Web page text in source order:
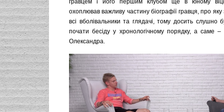
гравцем і його першим клубом ще в юному
охоплював важливу частину біографії гравця, про
всі вболівальники та глядачі, тому досить слушно
почати бесіду у хронологічному порядку, а саме –
Олександра.